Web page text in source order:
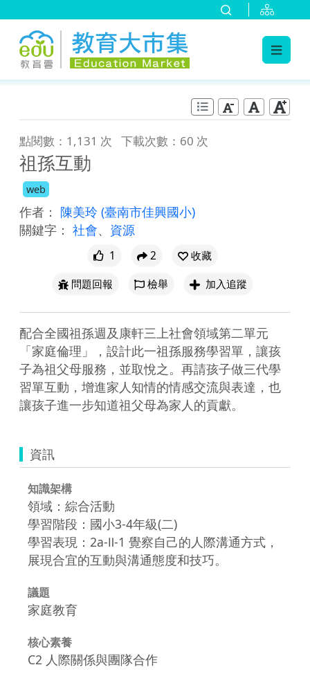
點閱數：1,131 次 下載次數：60 次
祖孫互動
web
作者： 陳美玲 (臺南市佳興國小)
關鍵字： 社會、 資源
1 2
收藏
問題回報
檢舉 加入追蹤
配合全國祖孫週及康軒三上社會領域第二單元
「家庭倫理」，設計此一祖孫服務學習單，讓孩
子為祖父母服務，並取悅之。再請孩子做三代學
習單互動，增進家人知情的情感交流與表達，也
讓孩子進一步知道祖父母為家人的貢獻。
資訊
知識架構
領域：綜合活動
學習階段：國小3-4年級(二)
學習表現：2a-Ⅱ-1 覺察自己的人際溝通方式，
展現合宜的互動與溝通態度和技巧。
議題
家庭教育
核心素養
C2 人際關係與團隊合作